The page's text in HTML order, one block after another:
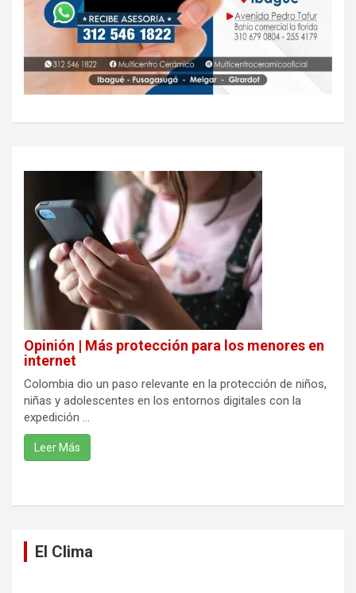
Opinión | Más protección para los menores en
internet
Colombia dio un paso relevante en la protección de niños,
niñas y adolescentes en los entornos digitales con la
expedición ...
Leer Más
El Clima